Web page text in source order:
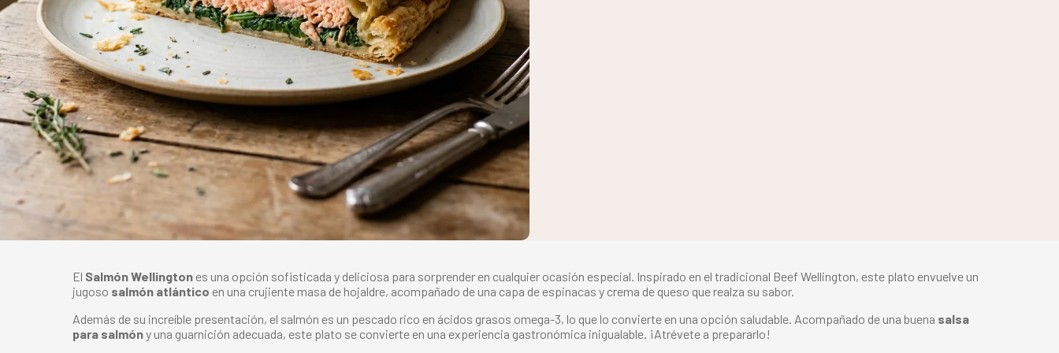
El Salmón Wellington es una opción sofisticada y deliciosa para sorprender en cualquier ocasión especial. Inspirado en el tradicional Beef Wellington, este plato envuelve un
jugoso salmón atlántico en una crujiente masa de hojaldre, acompañado de una capa de espinacas y crema de queso que realza su sabor.
Además de su increíble presentación, el salmón es un pescado rico en ácidos grasos omega-3, lo que lo convierte en una opción saludable. Acompañado de una buena salsa
para salmóny una guarnición adecuada, este plato se convierte en una experiencia gastronómica inigualable. ¡Atrévete a prepararlo!